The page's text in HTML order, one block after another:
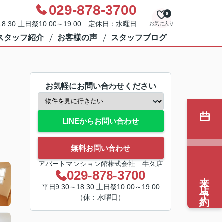
029-878-3700
土日祭10:00～19:00 定休日：水曜日 お気に入り
0
タッフ紹介 お客様の声 スタッフブログ
お気軽にお問い合わせください
LINEからお問い合わせ
無料お問い合わせ
アパートマンション館株式会社 牛久店
029-878-3700
平日9:30～18:30 土日祭10:00～19:00
（休：水曜日）
来店予約